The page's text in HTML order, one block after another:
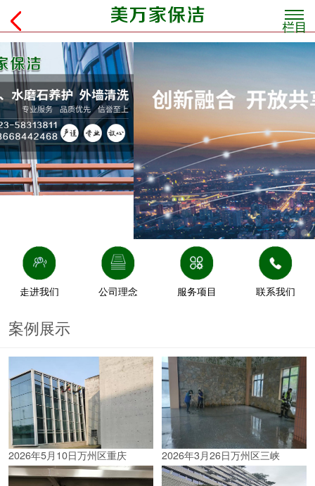
走进我们 公司理念 服务项目 联系我们
案例展示
2026年5月10日万州区重庆 2026年3月26日万州区三峡